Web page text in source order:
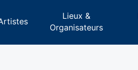
Lieux &
Organisateurs